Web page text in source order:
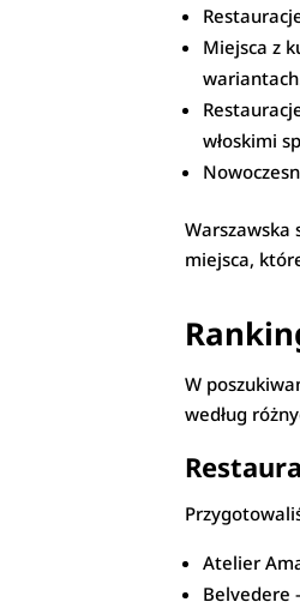
Miejsca z
włoskimi
Warszawska
miejsca,
W
według
Atelier
Belvedere